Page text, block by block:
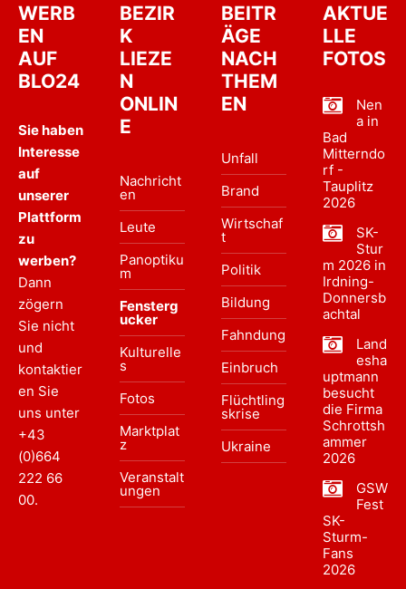
WERB
EN
AUF
BLO24
Sie haben
Interesse
auf
unserer
Plattform
zu
werben?
Dann
zögern
Sie nicht
und
kontaktier
en Sie
uns unter
+43
(0)664
222 66
00.
BEZIR
K
LIEZE
N
ONLIN
E
Nachricht
en
Leute
Panoptiku
m
Fensterg
ucker
Kulturelle
s
Fotos
Marktplat
z
Veranstalt
ungen
BEITR
ÄGE
NACH
THEM
EN
Unfall
Brand
Wirtschaf
t
Politik
Bildung
Fahndung
Einbruch
Flüchtling
skrise
Ukraine
AKTUE
LLE
FOTOS
Nen
a in
Bad
Mitterndo
rf -
Tauplitz
2026
SK-
Stur
m 2026 in
Irdning-
Donnersb
achtal
Land
esha
uptmann
besucht
die Firma
Schrottsh
ammer
2026
GSW
Fest
SK-
Sturm-
Fans
2026